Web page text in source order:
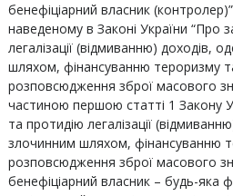
бенефіціарний власник
наведеному в Законі України “Про
легалізації (відмиванню) доходів,
шляхом, фінансуванню тероризму
розповсюдження зброї масового
частиною першою статті 1 Закону
та протидію легалізації
злочинним шляхом, фінансуванню
розповсюдження зброї масового
бенефіціарний власник – будь-яка